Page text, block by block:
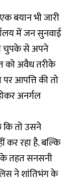
एकबयान भी जारी
में जन सुनवाई
चुपके से अपने
को अवैध तरीके
पर आपत्ति की तो
अनर्गल
कि तो उसने
कर रहा है. बल्कि
तहत सनसनी
ने शांतिभंग के